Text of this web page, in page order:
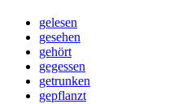
gelesen
gesehen
gehört
gegessen
getrunken
gepflanzt